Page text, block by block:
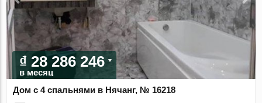
₫ 28 286 246
в месяц
Дом с 4 спальнями в Нячанг, № 16218